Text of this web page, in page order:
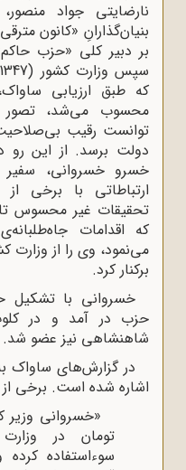
نارضایتی جواد
بنیان‌گذارانِ «کانون
بر دبیر کلی «حزب
که طبق ارزیابی
محسوب می‌شد، تصور
توانست رقیب
خسرو خسروانی، سفیر
ارتباطاتی با برخی
که اقدامات
می‌نمود، وی را از وزارت
برکنار کرد.
خسروانی با تشکیل
حزب در آمد و در
شاهنشاهی نیز عضو شد.
در گزارش‌های ساواک
اشاره شده است. برخی از
«خسروانی وزیر
تومان در
سوءاستفاده